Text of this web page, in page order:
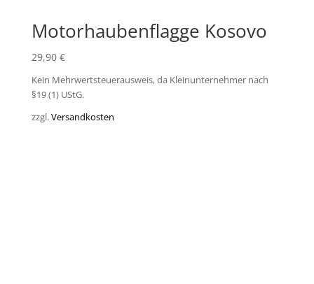
Motorhaubenflagge Kosovo
29,90 €
Kein Mehrwertsteuerausweis, da Kleinunternehmer nach
§19 (1) UStG.
zzgl.Versandkosten